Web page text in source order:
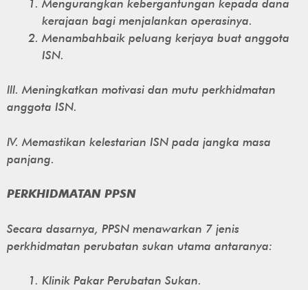
Mengurangkan kebergantungan kepada dana
kerajaan bagi menjalankan operasinya.
Menambahbaik peluang kerjaya buat anggota
ISN.
lll. Meningkatkan motivasi dan mutu perkhidmatan
anggota ISN.
lV. Memastikan kelestarian ISN pada jangka masa
panjang.
PERKHIDMATAN PPSN
Secara dasarnya, PPSN menawarkan 7 jenis
perkhidmatan perubatan sukan utama antaranya:
Klinik Pakar Perubatan Sukan.